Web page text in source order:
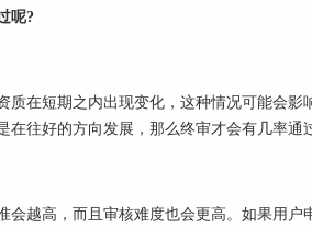
呢?
质在短期之内出现变化，这种情况可能会影
往好的方向发展，那么终审才会有几率通
会越高，而且审核难度也会更高。如果用户